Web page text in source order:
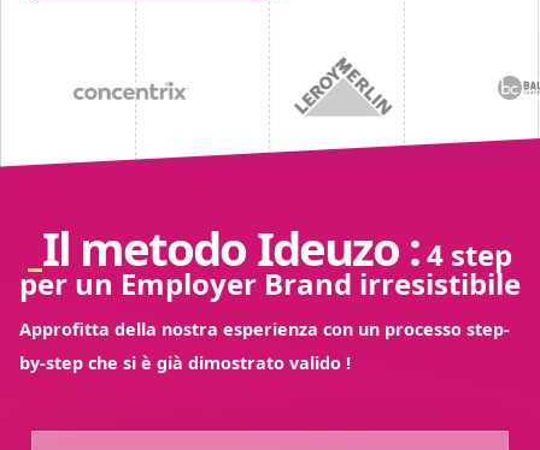
Il metodo Ideuzo :4 step
per un Employer Brand irresistibile
Approfitta della nostra esperienza con un processo step-
by-step che si è già dimostrato valido !